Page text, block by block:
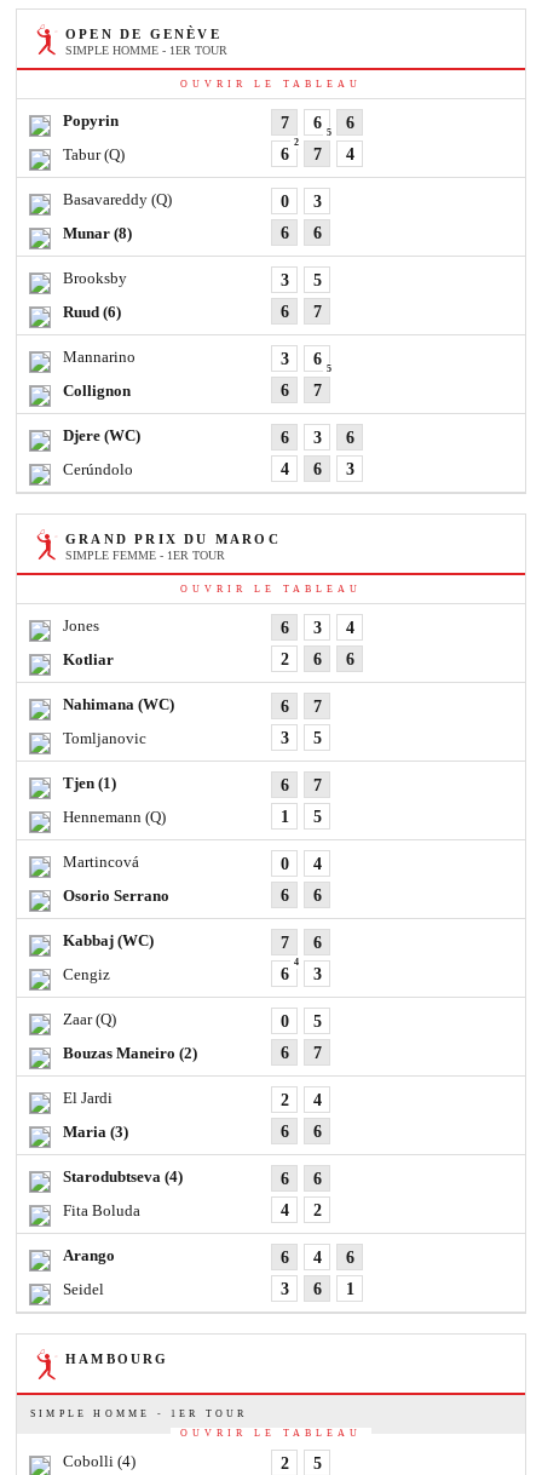
OPEN DE GENÈVE
SIMPLE HOMME - 1ER TOUR
OUVRIR LE TABLEAU
Popyrin
Tabur(Q)
7
6
2
6
5
7
6
4
Basavareddy (Q)
Munar (8)
0
6
3
6
Brooksby
Ruud (6)
3
6
5
7
Mannarino
Collignon
3
6
6
5
7
Djere (WC)
Cerúndolo
6
4
3
6
6
3
GRAND PRIX DU MAROC
SIMPLE FEMME - 1ER TOUR
OUVRIR LE TABLEAU
Jones
Kotliar
6
2
3
6
4
6
Nahimana (WC)
Tomljanovic
6
3
7
5
Tjen (1)
Hennemann (Q)
6
1
7
5
Martincová
Osorio Serrano
0
6
4
6
Kabbaj (WC)
Cengiz
7
6
4
6
3
Zaar(Q)
Bouzas Maneiro (2)
0
6
5
7
El Jardi
Maria (3)
2
6
4
6
Starodubtseva (4)
Fita Boluda
6
4
6
2
Arango
Seidel
6
3
4
6
6
1
HAMBOURG
SIMPLE HOMME - 1ER TOUR
OUVRIR LE TABLEAU
Cobolli (4)
2
5